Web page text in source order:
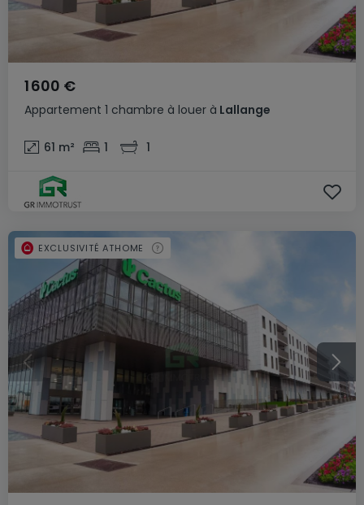
Appartement 1 chambre à louer à Lallange
1 600 €
61 m² 1 1
EXCLUSIVITÉ ATHOME